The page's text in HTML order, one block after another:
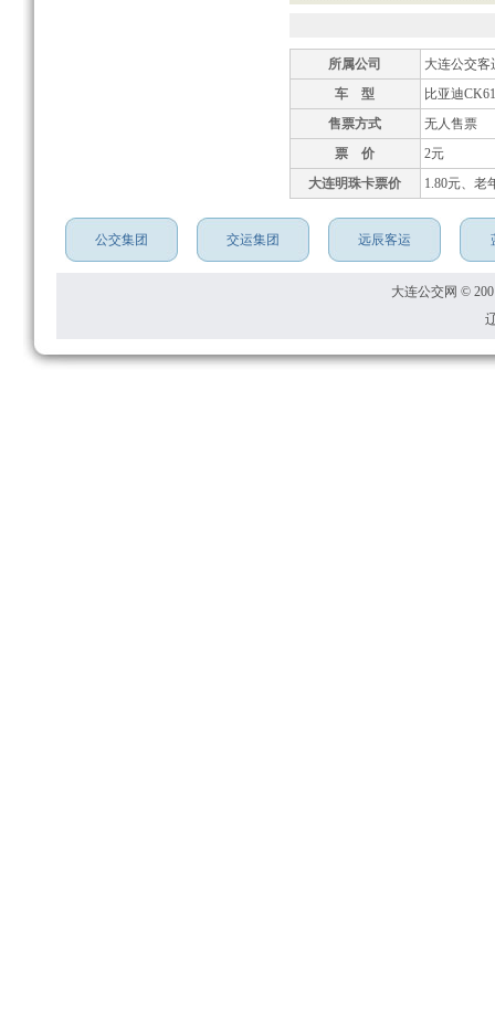
所属公司
大连公交客
车 型
比亚迪
售票方式
无人售票
票 价
2元
大连明珠卡票价
1.80元、老
公交集团 交运集团 远辰客运
大连公交网 ©